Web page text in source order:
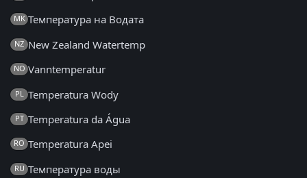
MK Температура на Водата
NZ New Zealand Watertemp
NO Vanntemperatur
PL Temperatura Wody
PT Temperatura da Água
RO Temperatura Apei
RU Температура воды